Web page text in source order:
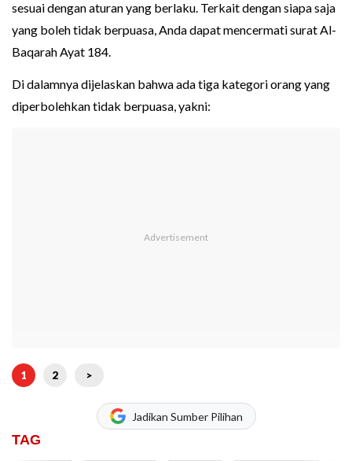
sesuai dengan aturan yang berlaku. Terkait dengan siapa saja
yang boleh tidak berpuasa, Anda dapat mencermati surat Al-
Baqarah Ayat 184.
Di dalamnya dijelaskan bahwa ada tiga kategori orang yang
diperbolehkan tidak berpuasa, yakni:
1 2 >
Jadikan Sumber Pilihan
TAG